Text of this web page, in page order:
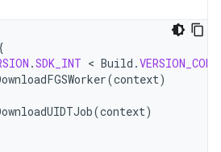
.SDK_INT < Build .
(context)
(context)